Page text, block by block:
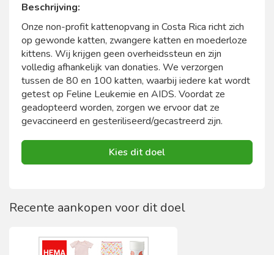
Beschrijving:
Onze non-profit kattenopvang in Costa Rica richt zich
op gewonde katten, zwangere katten en moederloze
kittens. Wij krijgen geen overheidssteun en zijn
volledig afhankelijk van donaties. We verzorgen
tussen de 80 en 100 katten, waarbij iedere kat wordt
getest op Feline Leukemie en AIDS. Voordat ze
geadopteerd worden, zorgen we ervoor dat ze
gevaccineerd en gesteriliseerd/gecastreerd zijn.
Kies dit doel
Recente aankopen voor dit doel